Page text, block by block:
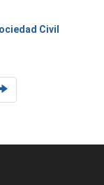
Civil